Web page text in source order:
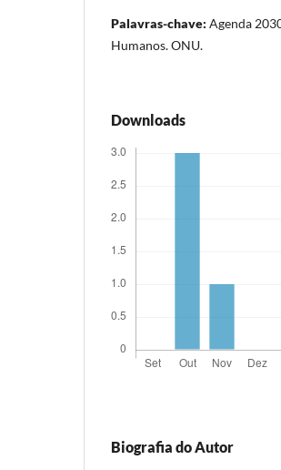
Palavras-chave: Agenda
Humanos. ONU.
Downloads
Biografia do Autor